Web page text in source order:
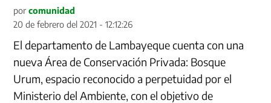
por comunidad
20 de febrero del 2021 - 12:12:26
El departamento de Lambayeque cuenta con una
nueva Área de Conservación Privada: Bosque
Urum, espacio reconocido a perpetuidad por el
Ministerio del Ambiente, con el objetivo de